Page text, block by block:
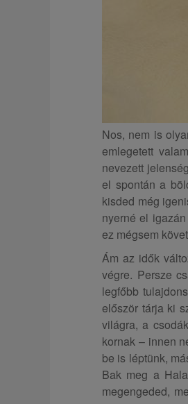
Nos, nem is
emlegetett
nevezett
el spontán a
kisded még
nyerné el
ez mégsem
Ám az idők
végre. Persze
legfőbb
először tárja ki
világra, a
kornak – innen
be is léptünk,
Bak meg a
megengeded,